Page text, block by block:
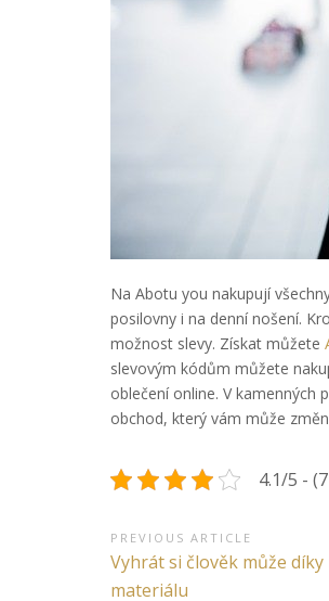
Na Abotu you nakupují
posilovny i na denní nošení.
možnost slevy. Získat můžete
slevovým kódům můžete
oblečení online. V kamenných
obchod, který vám může
4.1/5 -
Navigace
pro
PREVIOUS ARTICLE
Previous
Article:
Vyhrát si člověk může
materiálu